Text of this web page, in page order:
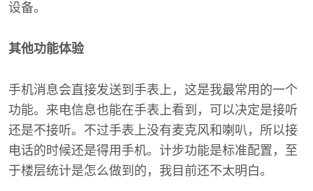
设备。
其他功能体验
手机消息会直接发送到手表上，这是我最常用的一个
功能。来电信息也能在手表上看到，可以决定是接听
还是不接听。不过手表上没有麦克风和喇叭，所以接
电话的时候还是得用手机。计步功能是标准配置，至
于楼层统计是怎么做到的，我目前还不太明白。